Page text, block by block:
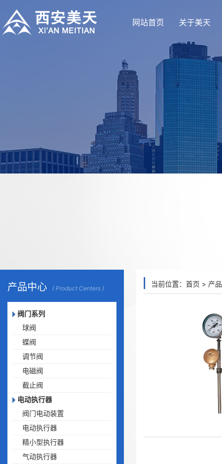
网站首页 关于美天
产品中心 ( Product Centers )
阀门系列
球阀
蝶阀
调节阀
电磁阀
截止阀
电动执行器
阀门电动装置
电动执行器
精小型执行器
气动执行器
当前位置： 首页 > 产